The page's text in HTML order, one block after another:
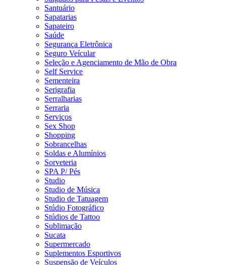
Santuário
Sapatarias
Sapateiro
Saúde
Segurança Eletrônica
Seguro Veícular
Seleção e Agenciamento de Mão de Obra
Self Service
Sementeira
Serigrafia
Serralharias
Serraria
Serviços
Sex Shop
Shopping
Sobrancelhas
Soldas e Alumínios
Sorveteria
SPA P/ Pés
Studio
Studio de Música
Studio de Tatuagem
Stúdio Fotográfico
Stúdios de Tattoo
Sublimação
Sucata
Supermercado
Suplementos Esportivos
Suspensão de Veículos